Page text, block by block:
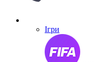
Ігри